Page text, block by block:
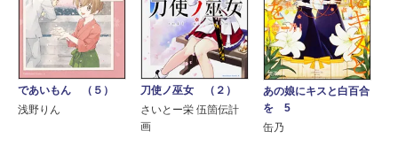
であいもん （５）
浅野りん
刀使ノ巫女 （２）
さいとー栄 伍箇伝計
画
あの娘にキスと白百合
を 5
缶乃